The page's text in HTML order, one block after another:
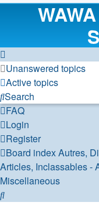
Unanswered topics
Active topics
Search
FAQ
Login
Register
Board indexAutres,
Articles, Inclassables -
Miscellaneous
Search